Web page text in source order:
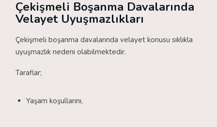
Çekişmeli Boşanma Davalarında
Velayet Uyuşmazlıkları
Çekişmeli boşanma davalarında velayet konusu sıklıkla
uyuşmazlık nedeni olabilmektedir.
Taraflar;
Yaşam koşullarını,